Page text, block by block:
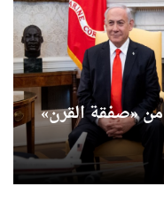
«صفقة القرن»